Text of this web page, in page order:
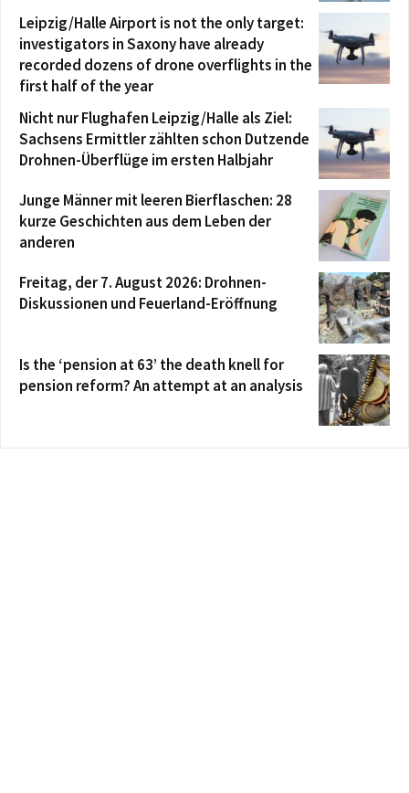
Leipzig/Halle Airport is not the only target:
investigators in Saxony have already
recorded dozens of drone overflights in the
first half of the year
Nicht nur Flughafen Leipzig/Halle als Ziel:
Sachsens Ermittler zählten schon Dutzende
Drohnen-Überflüge im ersten Halbjahr
Junge Männer mit leeren Bierflaschen: 28
kurze Geschichten aus dem Leben der
anderen
Freitag, der 7. August 2026: Drohnen-
Diskussionen und Feuerland-Eröffnung
Is the ‘pension at 63’ the death knell for
pension reform? An attempt at an analysis